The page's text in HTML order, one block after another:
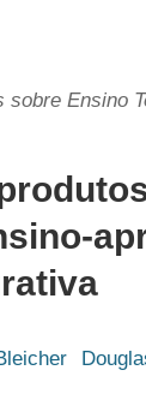
Ensino